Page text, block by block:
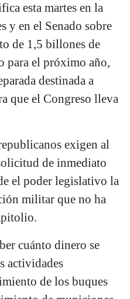
esta martes en la
y en el Senado sobre
de 1,5 billones de
para el próximo año,
destinada a
que el Congreso lleva
exigen al
de inmediato
el poder legislativo la
militar que no ha
cuánto dinero se
actividades
de los buques